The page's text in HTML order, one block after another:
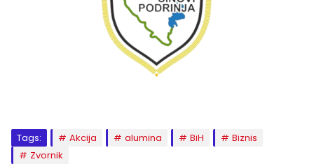
Tags: Akcija alumina BiH
Biznis
Zvornik